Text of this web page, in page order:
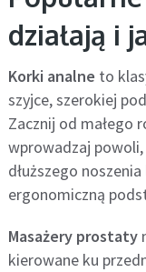
działają i
Korki analne to
szyjce, szerokiej
Zacznij od małego
wprowadzaj
dłuższego
ergonomiczną
Masażery prostaty
kierowane ku